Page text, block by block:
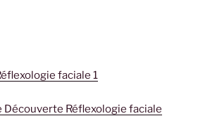
faciale 1
Réflexologie faciale